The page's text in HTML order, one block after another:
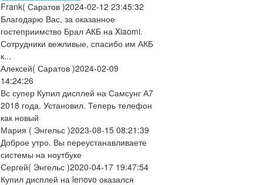
Frank( Саратов )2024-02-12 23:45:32
Благодарю Вас, за оказанное
гостеприимство Брал АКБ на Xiaomi.
Сотрудники вежливые, спасибо им АКБ
к...
Алексей( Саратов )2024-02-09
14:24:26
Вс супер Купил дисплей на Самсунг А7
2018 года. Установил. Теперь телефон
как новый
Мария ( Энгельс )2023-08-15 08:21:39
Доброе утро. Вы переустанавливаете
системы на ноутбуке
Сергей( Энгельс )2020-04-17 19:47:54
Купил дисплей на lenovo оказался